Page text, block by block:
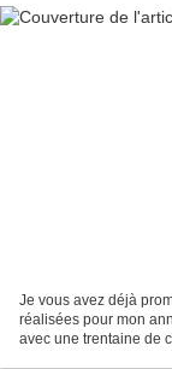
Je vous avez déjà
réalisées pour mon
avec une trentaine de